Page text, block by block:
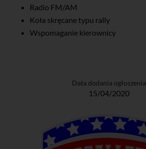
Radio FM/AM
Koła skręcane typu rally
Wspomaganie kierownicy
Data dodania ogłoszenia
15/04/2020